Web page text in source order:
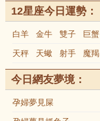
12星座今日運勢：
白羊 金牛 雙子 巨蟹
天秤 天蠍 射手 魔羯
今日網友夢境：
孕婦夢見屎